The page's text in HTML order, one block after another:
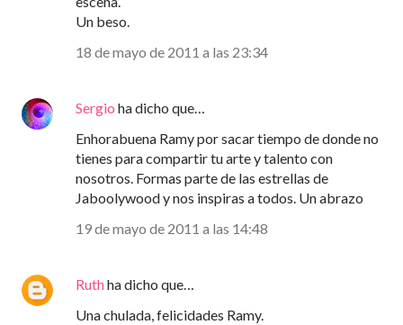
Un beso.
18 de mayo de 2011 a las 23:34
Sergio ha dicho que…
Enhorabuena Ramy por sacar tiempo de donde no
tienes para compartir tu arte y talento con
nosotros. Formas parte de las estrellas de
Jaboolywood y nos inspiras a todos. Un abrazo
19 de mayo de 2011 a las 14:48
Ruthha dicho que…
Una chulada, felicidades Ramy.